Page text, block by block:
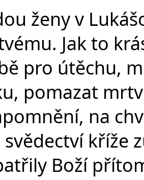
ženy v
Jak to
pro útěchu,
pomazat
na
kříže
Boží